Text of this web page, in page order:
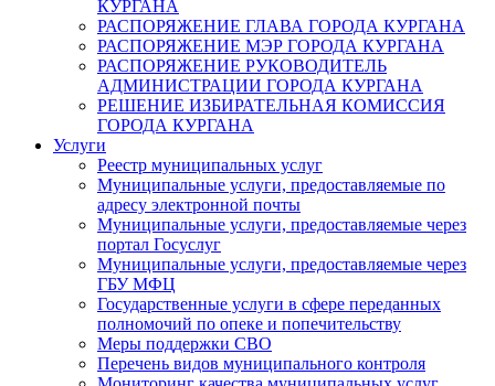
КУРГАНА
РАСПОРЯЖЕНИЕ ГЛАВА ГОРОДА КУРГАНА
РАСПОРЯЖЕНИЕ МЭР ГОРОДА КУРГАНА
РАСПОРЯЖЕНИЕ РУКОВОДИТЕЛЬ
АДМИНИСТРАЦИИ ГОРОДА КУРГАНА
РЕШЕНИЕ ИЗБИРАТЕЛЬНАЯ КОМИССИЯ
ГОРОДА КУРГАНА
Услуги
Реестр муниципальных услуг
Муниципальные услуги, предоставляемые по
адресу электронной почты
Муниципальные услуги, предоставляемые через
портал Госуслуг
Муниципальные услуги, предоставляемые через
ГБУ МФЦ
Государственные услуги в сфере переданных
полномочий по опеке и попечительству
Меры поддержки СВО
Перечень видов муниципального контроля